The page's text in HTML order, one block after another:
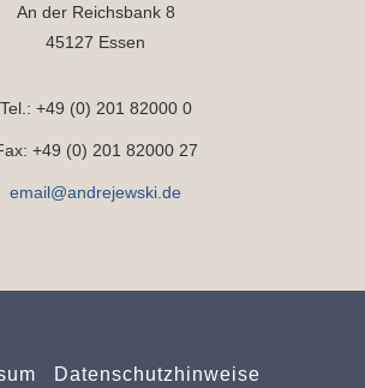
An der Reichsbank 8
45127 Essen
Tel.: +49 (0) 201 82000 0
+49 (0) 201 82000 27
email@andrejewski.de
Datenschutzhinweise